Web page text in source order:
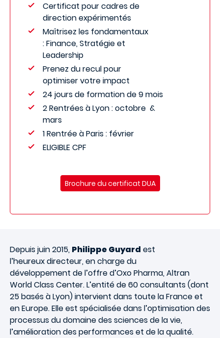
Certificat pour cadres de
direction expérimentés
Maîtrisez les fondamentaux
: Finance, Stratégie et
Leadership
Prenez du recul pour
optimiser votre impact
24 jours de formation de 9 mois
2 Rentrées à Lyon : octobre &
mars
1 Rentrée à Paris : février
ELIGIBLE CPF
Brochure du certificat DUA
Depuis juin 2015, Philippe Guyard est
l’heureux directeur, en charge du
développement de l’offre d’Oxo Pharma, Altran
World Class Center. L’entité de 60 consultants (dont
25 basés à Lyon) intervient dans toute la France et
en Europe. Elle est spécialisée dans l’optimisation des
processus du domaine des sciences de la vie,
l’amélioration des performances et de la qualité.